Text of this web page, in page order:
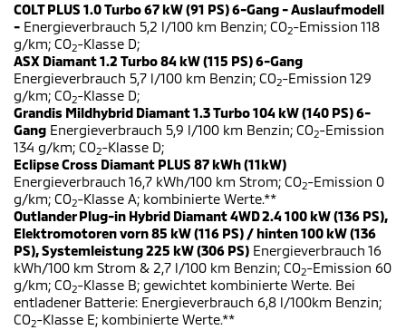
COLT PLUS 1.0 Turbo 67 kW (91 PS) 6-Gang - Auslaufmodell
- Energieverbrauch 5,2 l/100 km Benzin; CO2-Emission 118
g/km; CO2-Klasse D;
ASX Diamant 1.2 Turbo 84 kW (115 PS) 6-Gang
Energieverbrauch 5,7 l/100 km Benzin; CO2-Emission 129
g/km; CO2-Klasse D;
Grandis Mildhybrid Diamant 1.3 Turbo 104 kW (140 PS) 6-
Gang Energieverbrauch 5,9 l/100 km Benzin; CO2-Emission
134 g/km; CO2-Klasse D;
Eclipse Cross Diamant PLUS 87 kWh (11kW)
Energieverbrauch 16,7 kWh/100 km Strom; CO2-Emission 0
g/km; CO2-Klasse A; kombinierte Werte.**
Outlander Plug-in Hybrid Diamant 4WD 2.4 100 kW (136 PS),
Elektromotoren vorn 85 kW (116 PS) / hinten 100 kW (136
PS), Systemleistung 225 kW (306 PS) Energieverbrauch 16
kWh/100 km Strom & 2,7 l/100 km Benzin; CO2-Emission 60
g/km; CO2-Klasse B; gewichtet kombinierte Werte. Bei
entladener Batterie: Energieverbrauch 6,8 l/100km Benzin;
CO2-Klasse E; kombinierte Werte.**